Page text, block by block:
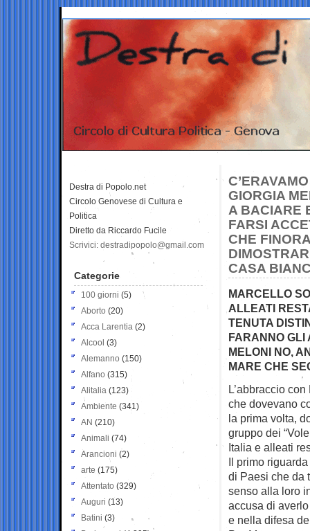
GIORGIA
A BACIARE
FARSI
CHE
CASA
MARCELLO
ALLEATI
TENUTA
FARANNO GLI
MELONI NO,
MARE CHE
L’abbraccio
che dovevano
la prima volta,
gruppo dei
Italia e alleati
Il primo
di Paesi che da
senso alla loro
accusa di
e nella difesa
Destra di Popolo.net
Circolo Genovese di Cultura e
Politica
Diretto da Riccardo Fucile
Scrivici: destradipopolo@gmail.com
Categorie
100 giorni (5)
Aborto (20)
Acca Larentia (2)
Alcool (3)
Alemanno (150)
Alfano (315)
Alitalia (123)
Ambiente (341)
AN (210)
Animali (74)
Arancioni (2)
arte (175)
Attentato (329)
Auguri (13)
Batini (3)